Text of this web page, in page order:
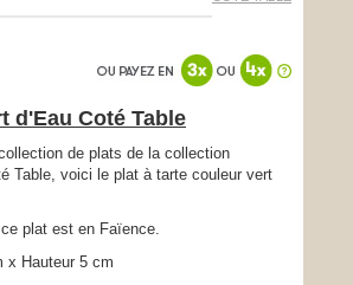
d'Eau Coté Table
de plats de la collection
Table, voici le plat à tarte couleur vert
plat est en Faïence.
x Hauteur 5 cm